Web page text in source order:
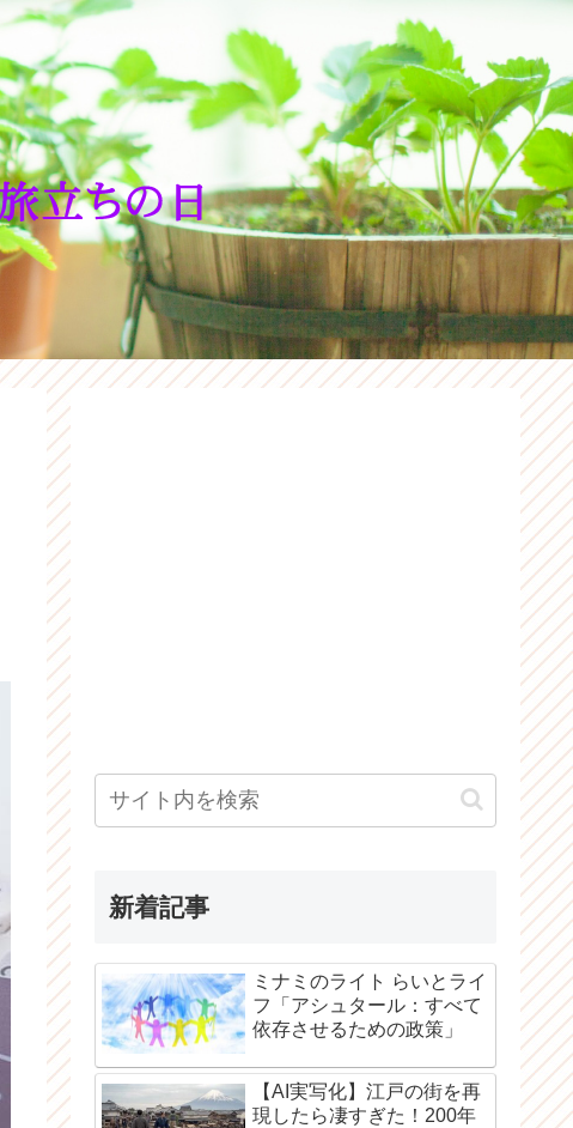
新着記事
ミナミのライト らいとライ
フ「アシュタール：すべて
依存させるための政策」
【AI実写化】江戸の街を再
現したら凄すぎた！200年